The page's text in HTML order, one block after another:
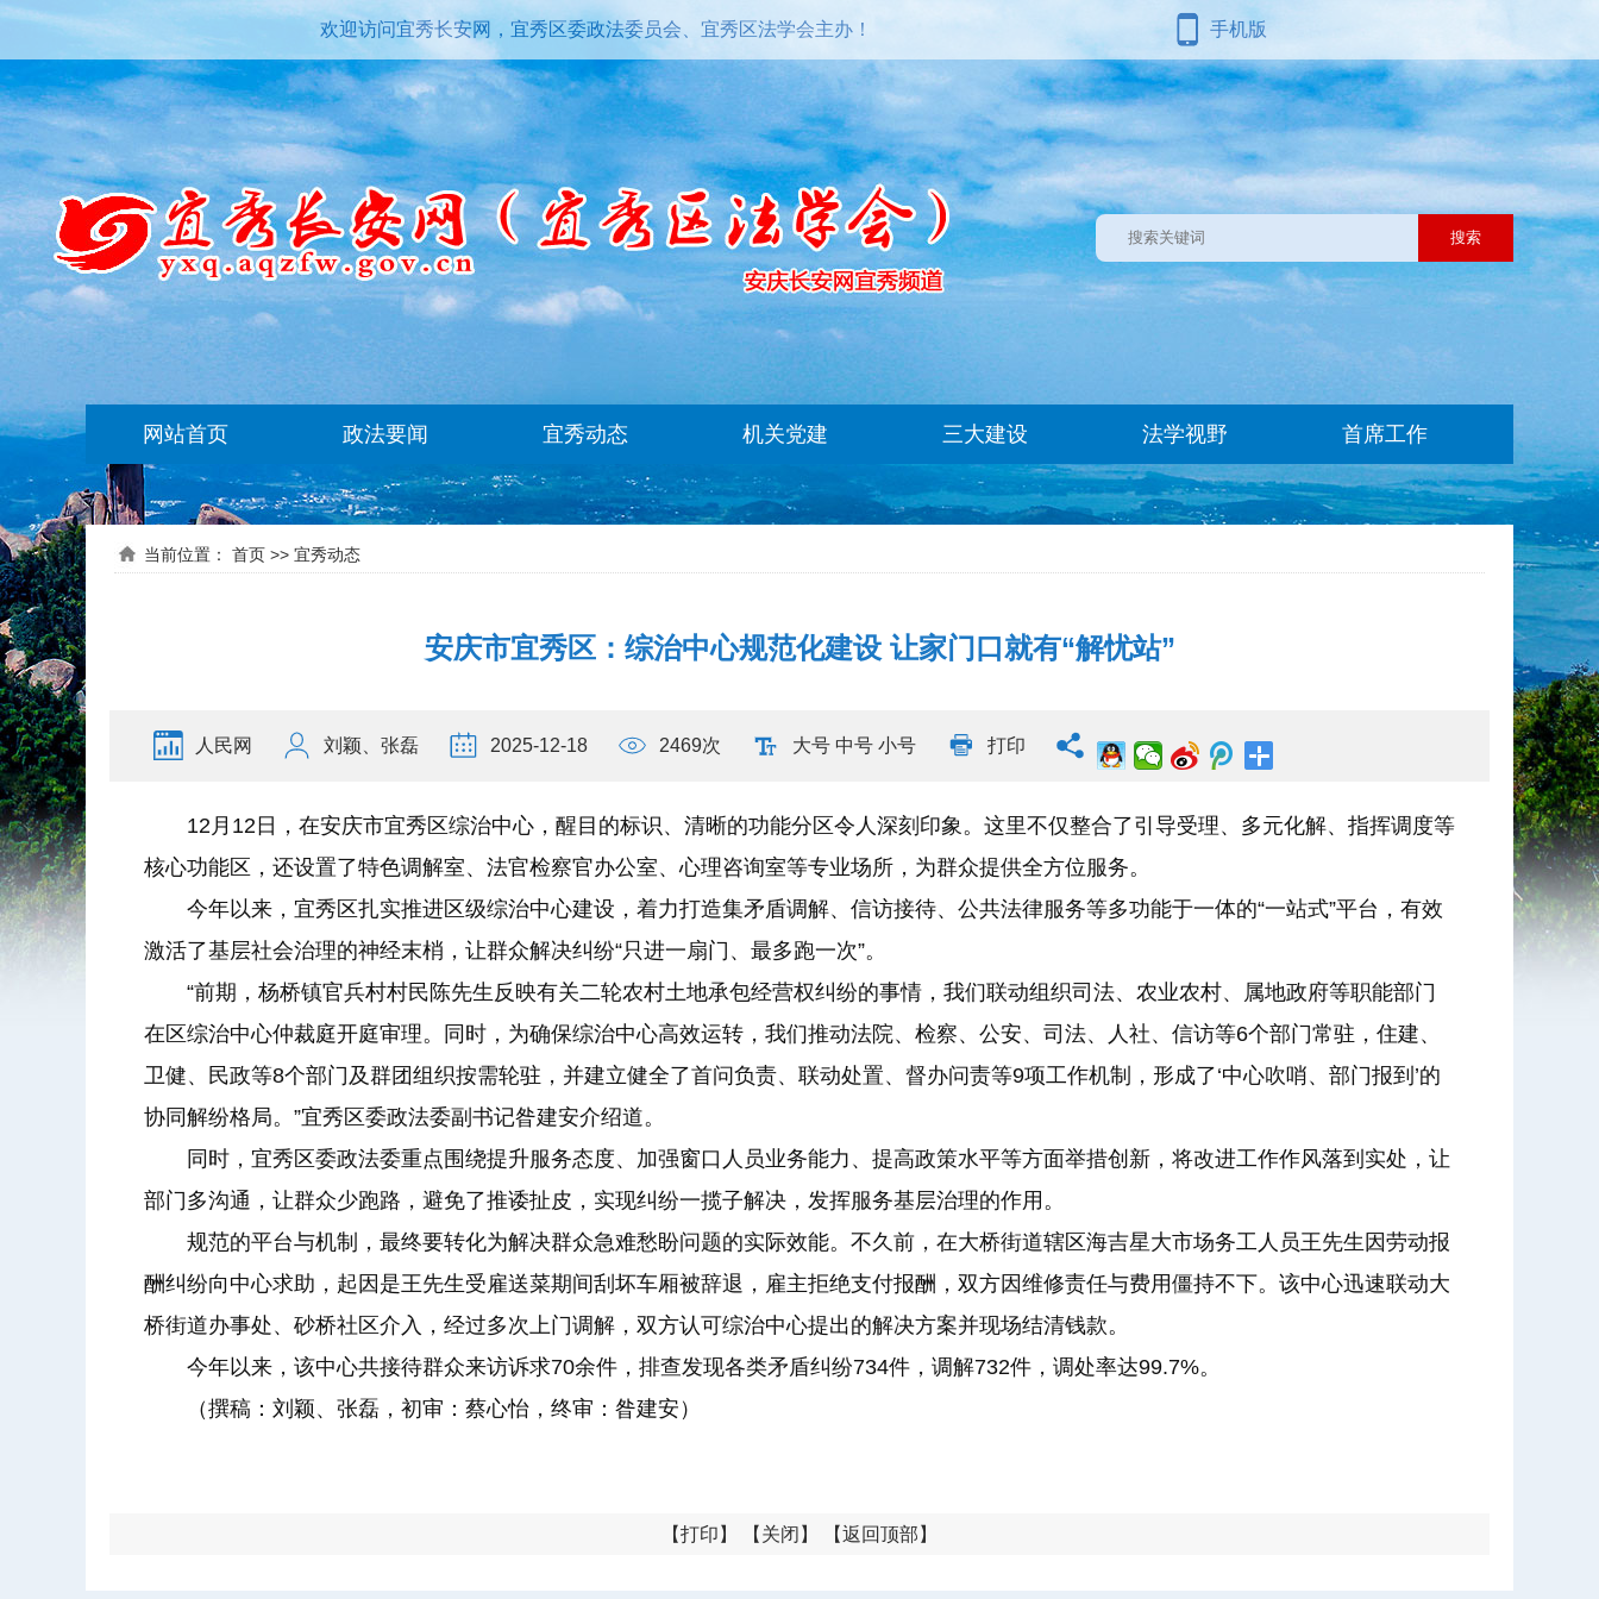
欢迎访问宜秀长安网，宜秀区委政法委员会、宜秀区法学会主办！ 手机版
网站首页 政法要闻 宜秀动态 机关党建 三大建设 法学视野 首席工作
当前位置： 首页 >> 宜秀动态
安庆市宜秀区：综治中心规范化建设 让家门口就有“解忧站”
人民网 刘颖、张磊 2025-12-18 2469次 大号 中号 小号 打印
12月12日，在安庆市宜秀区综治中心，醒目的标识、清晰的功能分区令人深刻印象。这里不仅整合了引导受理、多元化解、指挥调度等
核心功能区，还设置了特色调解室、法官检察官办公室、心理咨询室等专业场所，为群众提供全方位服务。
今年以来，宜秀区扎实推进区级综治中心建设，着力打造集矛盾调解、信访接待、公共法律服务等多功能于一体的“一站式”平台，有效
激活了基层社会治理的神经末梢，让群众解决纠纷“只进一扇门、最多跑一次”。
“前期，杨桥镇官兵村村民陈先生反映有关二轮农村土地承包经营权纠纷的事情，我们联动组织司法、农业农村、属地政府等职能部门
在区综治中心仲裁庭开庭审理。同时，为确保综治中心高效运转，我们推动法院、检察、公安、司法、人社、信访等6个部门常驻，住建、
卫健、民政等8个部门及群团组织按需轮驻，并建立健全了首问负责、联动处置、督办问责等9项工作机制，形成了‘中心吹哨、部门报到’的
协同解纷格局。”宜秀区委政法委副书记昝建安介绍道。
同时，宜秀区委政法委重点围绕提升服务态度、加强窗口人员业务能力、提高政策水平等方面举措创新，将改进工作作风落到实处，让
部门多沟通，让群众少跑路，避免了推诿扯皮，实现纠纷一揽子解决，发挥服务基层治理的作用。
规范的平台与机制，最终要转化为解决群众急难愁盼问题的实际效能。不久前，在大桥街道辖区海吉星大市场务工人员王先生因劳动报
酬纠纷向中心求助，起因是王先生受雇送菜期间刮坏车厢被辞退，雇主拒绝支付报酬，双方因维修责任与费用僵持不下。该中心迅速联动大
桥街道办事处、砂桥社区介入，经过多次上门调解，双方认可综治中心提出的解决方案并现场结清钱款。
今年以来，该中心共接待群众来访诉求70余件，排查发现各类矛盾纠纷734件，调解732件，调处率达99.7%。
（撰稿：刘颖、张磊，初审：蔡心怡，终审：昝建安）
【打印 】 【 关闭 】 【返回顶部 】